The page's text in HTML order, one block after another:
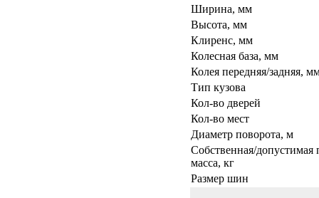
Ширина, мм
Высота, мм
Клиренс, мм
Колесная база, мм
Колея передняя/задняя,
Тип кузова
Кол-во дверей
Кол-во мест
Диаметр поворота, м
Собственная/допустимая
масса, кг
Размер шин